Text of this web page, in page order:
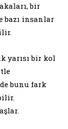
bir
bazı insanlar
yarısı bir kol
bunu fark